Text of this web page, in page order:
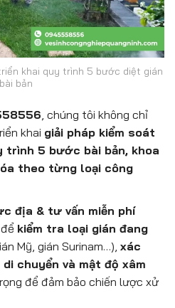
khai quy trình 5 bước diệt gián
bài bản
, chúng tôi không chỉ
khai giải pháp kiểm soát
trình 5 bước bài bản, khoa
theo từng loại công
địa & tư vấn miễn phí
kiểm tra loại gián đang
Mỹ, gián Surinam…), xác
chuyển và mật độ xâm
để đảm bảo chiến lược xử